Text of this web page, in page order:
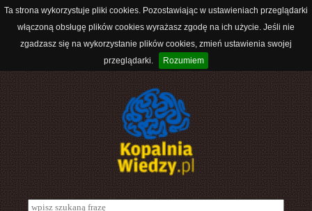
Ta strona wykorzystuje pliki cookies. Pozostawiając w ustawieniach przeglądarki
włączoną obsługę plików cookies wyrażasz zgodę na ich użycie. Jeśli nie
zgadzasz się na wykorzystanie plików cookies, zmień ustawienia swojej
przeglądarki.
Rozumiem